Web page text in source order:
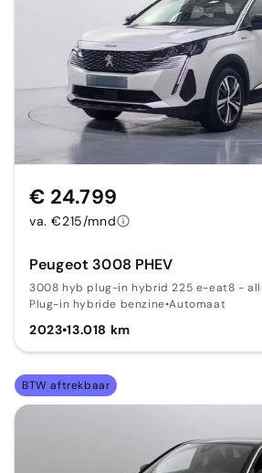
Peugeot 3008 PHEV
3008 hyb plug-in hybrid 225 e-eat8 -
Plug-in hybride benzine•Automaat
2023•13.018 km
€ 24.799
va. €215/mnd
BTW aftrekbaar